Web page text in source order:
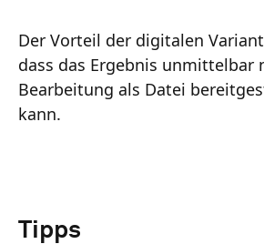
Der Vorteil der digitalen
dass das Ergebnis unmittelbar
Bearbeitung als Datei
kann.
Tipps